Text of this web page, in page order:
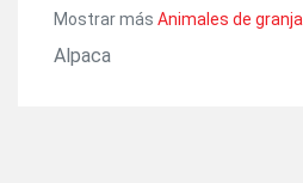
Mostrar más Animales de granja
Alpaca